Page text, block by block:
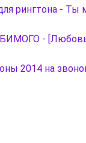
рингтона - Ты
-
2014 на